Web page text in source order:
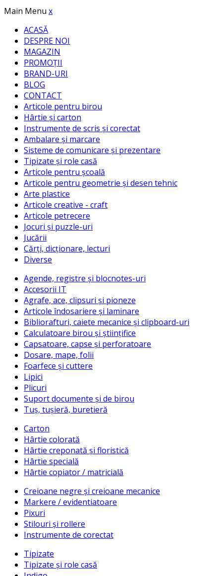
Main Menu x
ACASĂ
DESPRE NOI
MAGAZIN
PROMOȚII
BRAND-URI
BLOG
CONTACT
Articole pentru birou
Hârtie și carton
Instrumente de scris și corectat
Ambalare și marcare
Sisteme de comunicare și prezentare
Tipizate și role casă
Articole pentru școală
Articole pentru geometrie și desen tehnic
Arte plastice
Articole creative - craft
Articole petrecere
Jocuri și puzzle-uri
Jucării
Cărți, dicționare, lecturi
Diverse
Agende, registre și blocnotes-uri
Accesorii IT
Agrafe, ace, clipsuri și pioneze
Articole îndosariere și laminare
Bibliorafturi, caiete mecanice și clipboard-uri
Calculatoare birou și științifice
Capsatoare, capse și perforatoare
Dosare, mape, folii
Foarfece și cuttere
Lipici
Plicuri
Suport documente și de birou
Tuș, tușieră, buretieră
Carton
Hârtie colorată
Hârtie creponată și floristică
Hârtie specială
Hârtie copiator / matricială
Creioane negre și creioane mecanice
Markere / evidentiatoare
Pixuri
Stilouri și rollere
Instrumente de corectat
Tipizate
Tipizate și role casă